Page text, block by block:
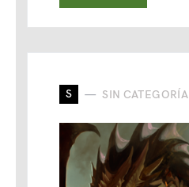
S SIN CATEGORÍA